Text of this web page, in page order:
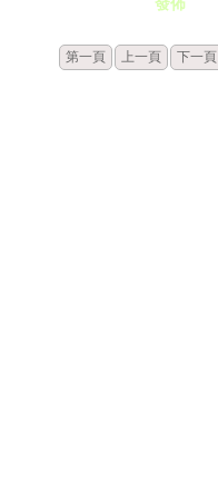
第一頁 上一頁 下一頁